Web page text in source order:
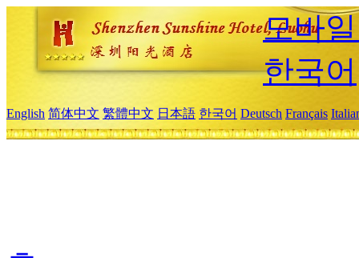
모바
한국어
English 简体中文 繁體中文 日本語 한국어 Deutsch Français